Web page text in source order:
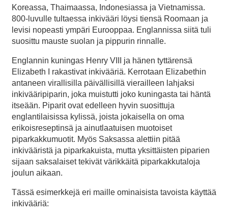
Koreassa, Thaimaassa, Indonesiassa ja Vietnamissa.
800-luvulle tultaessa inkivääri löysi tiensä Roomaan ja
levisi nopeasti ympäri Eurooppaa. Englannissa siitä tuli
suosittu mauste suolan ja pippurin rinnalle.
Englannin kuningas Henry VIII ja hänen tyttärensä
Elizabeth I rakastivat inkivääriä. Kerrotaan Elizabethin
antaneen virallisilla päivällisillä vierailleen lahjaksi
inkivääripiparin, joka muistutti joko kuningasta tai häntä
itseään. Piparit ovat edelleen hyvin suosittuja
englantilaisissa kylissä, joista jokaisella on oma
erikoisreseptinsä ja ainutlaatuisen muotoiset
piparkakkumuotit. Myös Saksassa alettiin pitää
inkivääristä ja piparkakuista, mutta yksittäisten piparien
sijaan saksalaiset tekivät värikkäitä piparkakkutaloja
joulun aikaan.
Tässä esimerkkejä eri maille ominaisista tavoista käyttää
inkivääriä: